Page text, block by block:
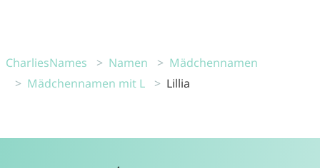
CharliesNames Namen
Mädchennamen
Mädchennamen mit L
Lillia